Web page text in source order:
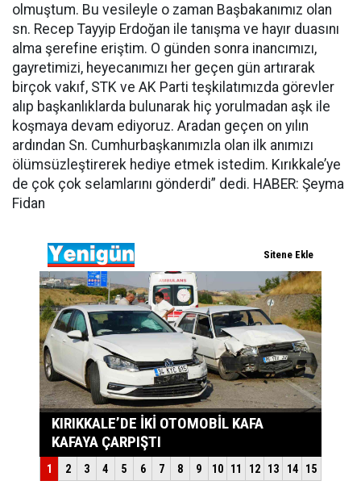
olmuştum. Bu vesileyle o zaman Başbakanımız olan
sn. Recep Tayyip Erdoğan ile tanışma ve hayır duasını
alma şerefine eriştim. O günden sonra inancımızı,
gayretimizi, heyecanımızı her geçen gün artırarak
birçok vakıf, STK ve AK Parti teşkilatımızda görevler
alıp başkanlıklarda bulunarak hiç yorulmadan aşk ile
koşmaya devam ediyoruz. Aradan geçen on yılın
ardından Sn. Cumhurbaşkanımızla olan ilk anımızı
ölümsüzleştirerek hediye etmek istedim. Kırıkkale’ye
de çok çok selamlarını gönderdi” dedi. HABER: Şeyma
Fidan